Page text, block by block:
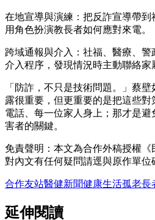
在地宣導與演練：把反詐宣導帶到
用角色扮演教長者如何應對來電。
跨域通報與介入：社福、醫療、
介入程序，發現情況時主動聯絡家
「防詐，不只是技術問題。」蔡
露很重要，但更重要的是把這些
電話、每一位家人身上；那才是
害者的關鍵。
免責聲明：本文為合作外稿授權
對內文有任何疑問請逕與原作單位
合作友站醫健新聞健康生活孤老長
延伸閱讀